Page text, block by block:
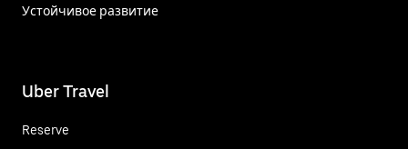
Устойчивое развитие
Uber Travel
Reserve